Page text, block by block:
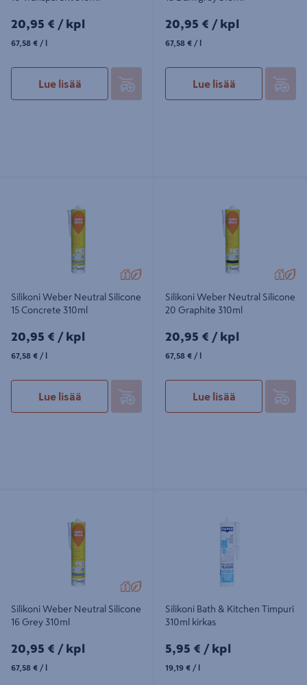
20,95€/kpl
20,95 € / kpl
67,58 € / l
Lue lisää
20,95€/kpl
20,95 € / kpl
67,58 € / l
Lue lisää
Silikoni Weber Neutral Silicone
15 Concrete 310ml
20,95€/kpl
20,95 € / kpl
67,58 € / l
Lue lisää
Silikoni Weber Neutral Silicone
20 Graphite 310ml
20,95€/kpl
20,95 € / kpl
67,58 € / l
Lue lisää
Silikoni Weber Neutral Silicone
16 Grey 310ml
20,95€/kpl
20,95 € / kpl
67,58€/l
67,58 € / l
Silikoni Bath & Kitchen Timpuri
310ml kirkas
5,95€/kpl
5,95 € / kpl
19,19€/l
19,19 € / l